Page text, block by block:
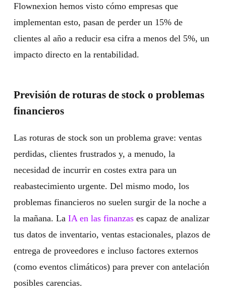
Flownexion hemos visto cómo empresas que
implementan esto, pasan de perder un 15% de
clientes al año a reducir esa cifra a menos del 5%, un
impacto directo en la rentabilidad.
Previsión de roturas de stock o problemas
financieros
Las roturas de stock son un problema grave: ventas
perdidas, clientes frustrados y, a menudo, la
necesidad de incurrir en costes extra para un
reabastecimiento urgente. Del mismo modo, los
problemas financieros no suelen surgir de la noche a
la mañana. La IA en las finanzases capaz de analizar
tus datos de inventario, ventas estacionales, plazos de
entrega de proveedores e incluso factores externos
(como eventos climáticos) para prever con antelación
posibles carencias.